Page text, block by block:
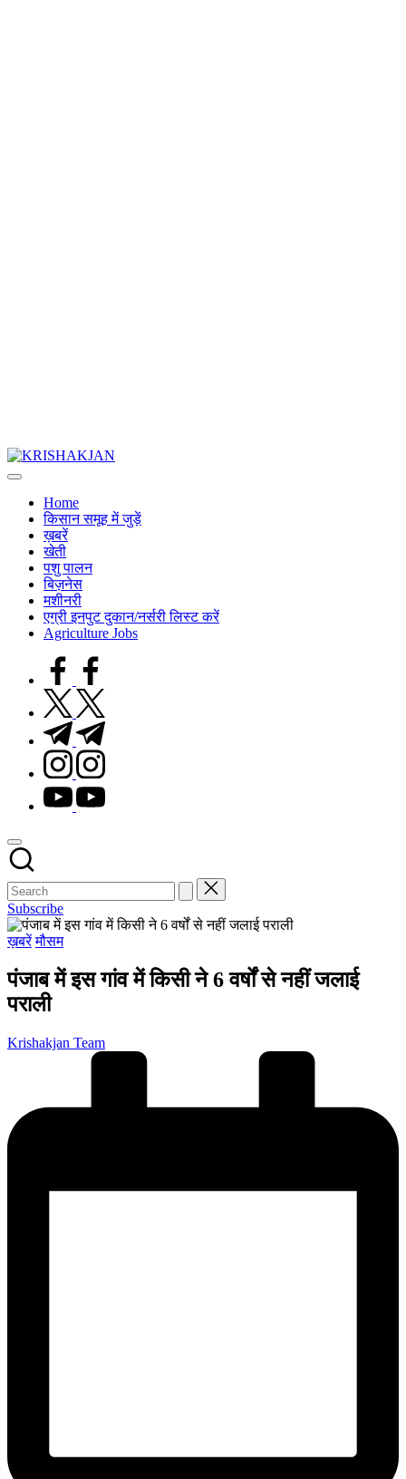
भारतीय
समर्पित
Home
किसान समूह में जुड़ें
ख़बरें
खेती
पशु पालन
बिज़नेस
मशीनरी
एग्री इनपुट दुकान/नर्सरी लिस्ट करें
Agriculture Jobs
facebook.com
twitter.com
t.me
instagram.com
youtube.com
Subscribe
Posted
ख़बरें मौसम
पंजाब में इस गांव में किसी ने 6 वर्षों से नहीं जलाई
पराली
Posted
Krishakjan Team